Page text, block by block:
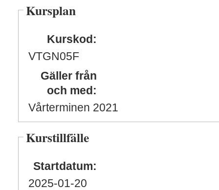
Kursplan
Kurskod:
VTGN05F
Gäller från
och med:
Vårterminen 2021
Kurstillfälle
Startdatum:
2025-01-20